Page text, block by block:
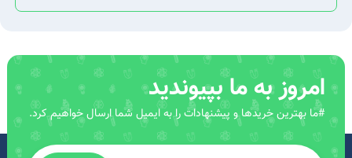
امروز به ما بپیوندید
#ما بهترین خریدها و پیشنهادات را به ایمیل شما ارسال خواهیم کرد.